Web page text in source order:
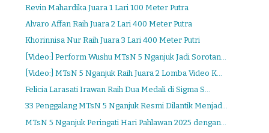
Revin Mahardika Juara 1 Lari 100 Meter Putra
Alvaro Affan Raih Juara 2 Lari 400 Meter Putra
Khorinnisa Nur Raih Juara 3 Lari 400 Meter Putri
[Video:] Perform Wushu MTsN 5 Nganjuk Jadi Sorotan...
[Video:] MTsN 5 Nganjuk Raih Juara 2 Lomba Video K...
Felicia Larasati Irawan Raih Dua Medali di Sigma S...
33 Penggalang MTsN 5 Nganjuk Resmi Dilantik Menjad...
MTsN 5 Nganjuk Peringati Hari Pahlawan 2025 dengan...